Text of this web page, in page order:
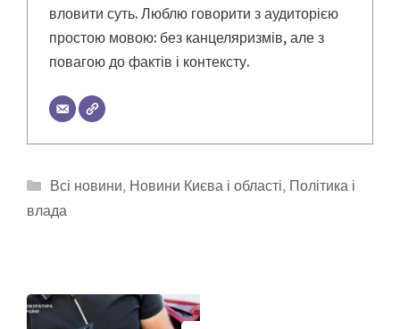
вловити суть. Люблю говорити з аудиторією
простою мовою: без канцеляризмів, але з
повагою до фактів і контексту.
Категорії
Всі новини, Новини Києва і області, Політика і
влада